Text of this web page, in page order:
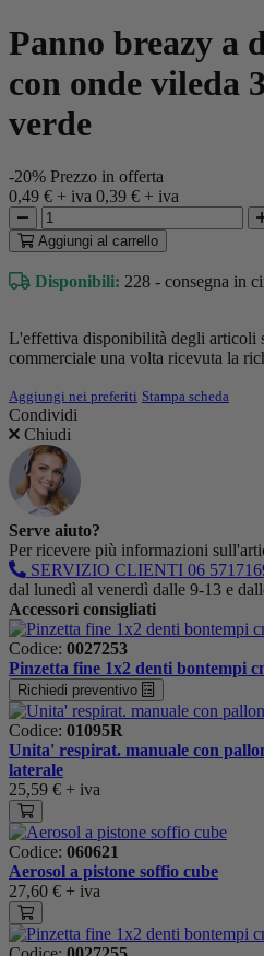
Panno breazy a
con onde vileda
verde
-20% Prezzo in offerta
0,49 € + iva 0,39 € + iva
Aggiungi al carrello
Disponibili: 228 - consegna in
L'effettiva disponibilità degli articoli
commerciale una volta ricevuta la
Aggiungi nei preferiti Stampa scheda
Condividi
Chiudi
Serve aiuto?
Per ricevere più informazioni
SERVIZIO CLIENTI 06
dal lunedì al venerdì dalle 9-13 e
Accessori consigliati
Codice: 0027253
Pinzetta fine 1x2 denti bontempi
Richiedi preventivo
Codice: 01095R
Unita' respirat. manuale con
laterale
25,59 € + iva
Codice: 060621
Aerosol a pistone soffio cube
27,60 € + iva